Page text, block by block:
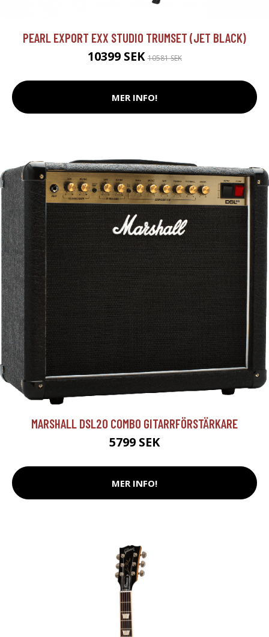
PEARL EXPORT EXX STUDIO TRUMSET (JET BLACK)
10399 SEK10581 SEK
MER INFO!
MARSHALL DSL20 COMBO GITARRFÖRSTÄRKARE
5799 SEK
MER INFO!